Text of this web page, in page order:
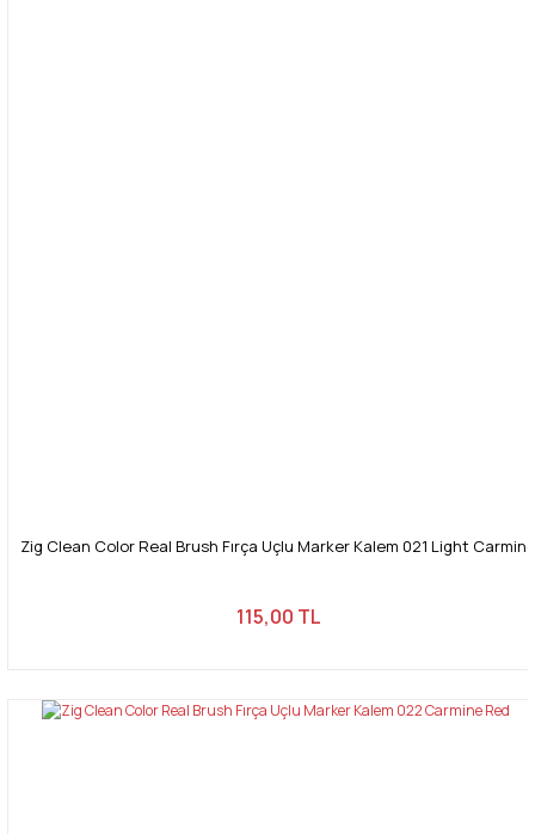
Zig Clean Color Real Brush Fırça Uçlu Marker Kalem 021 Light Carmine
115,00 TL